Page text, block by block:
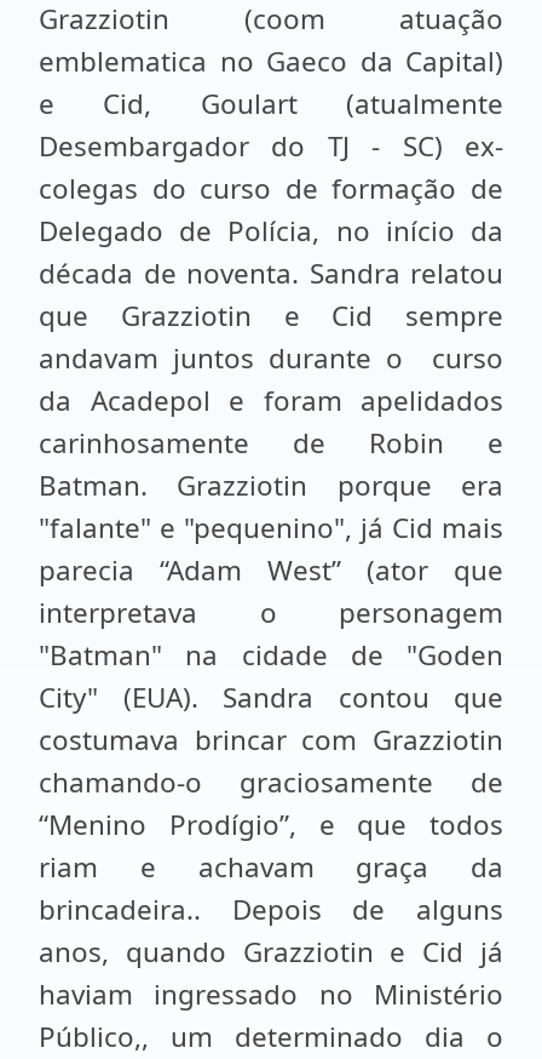
Grazziotin (coom atuação
emblematica no Gaeco da Capital)
e Cid, Goulart (atualmente
Desembargador do TJ - SC) ex-
colegas do curso de formação de
Delegado de Polícia, no início da
década de noventa. Sandra relatou
que Grazziotin e Cid sempre
andavam juntos durante o curso
da Acadepol e foram apelidados
carinhosamente de Robin e
Batman. Grazziotin porque era
"falante" e "pequenino", já Cid mais
parecia “Adam West” (ator que
interpretava o personagem
"Batman" na cidade de "Goden
City" (EUA). Sandra contou que
costumava brincar com Grazziotin
chamando-o graciosamente de
“Menino Prodígio”, e que todos
riam e achavam graça da
brincadeira.. Depois de alguns
anos, quando Grazziotin e Cid já
haviam ingressado no Ministério
Público,, um determinado dia o